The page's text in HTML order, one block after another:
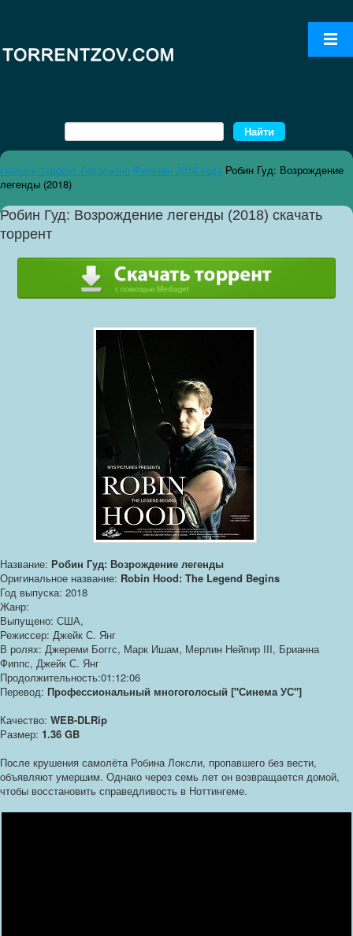
скачать торрент бесплатно Фильмы 2018 года Робин Гуд: Возрождение
легенды (2018)
Робин Гуд: Возрождение легенды (2018) скачать
торрент
Название: Робин Гуд: Возрождение легенды
Оригинальное название: Robin Hood: The Legend Begins
Год выпуска: 2018
Жанр:
Выпущено: США,
Режиссер: Джейк С. Янг
В ролях: Джереми Боггс, Марк Ишам, Мерлин Нейпир III, Брианна
Фиппс, Джейк С. Янг
Продолжительность:01:12:06
Перевод: Профессиональный многоголосый ["Синема УС"]
Качество: WEB-DLRip
Размер: 1.36 GB
После крушения самолёта Робина Локсли, пропавшего без вести,
объявляют умершим. Однако через семь лет он возвращается домой,
чтобы восстановить справедливость в Ноттингеме.